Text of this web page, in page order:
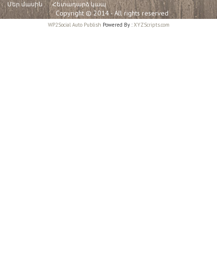
Մեր մասին Հետադարձ կապ
Copyright © 2014 - All rights reserved
WP2Social Auto Publish Powered By :XYZScripts.com